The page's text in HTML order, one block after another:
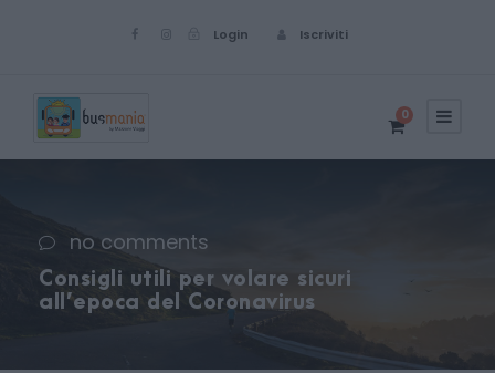
Login Iscriviti
0
no comments
Consigli utili per volare sicuri
all’epoca del Coronavirus